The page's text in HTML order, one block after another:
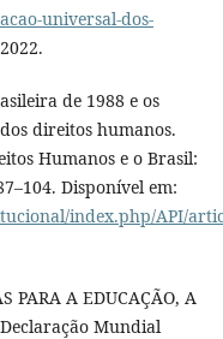
universal-dos-
de 1988 e os
direitos humanos.
Humanos e o Brasil:
Disponível em:
index.php/API/
PARA A EDUCAÇÃO, A
Declaração Mundial